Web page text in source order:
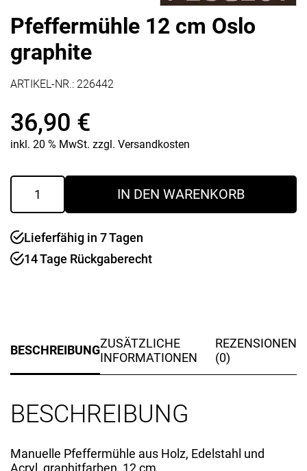
Pfeffermühle 12 cm Oslo
graphite
ARTIKEL-NR.: 226442
36,90 €
inkl. 20 % MwSt. zzgl. Versandkosten
Pfeffermühle
cm
graphite
Menge
IN DEN WARENKORB
Lieferfähig in 7 Tagen
14 Tage Rückgaberecht
BESCHREIBUNGZUSÄTZLICHE
INFORMATIONEN
REZENSIONEN
(0)
BESCHREIBUNG
Manuelle Pfeffermühle aus Holz, Edelstahl und
Acryl, graphitfarben, 12 cm